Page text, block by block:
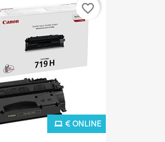
€ ONLINE
favorite_border